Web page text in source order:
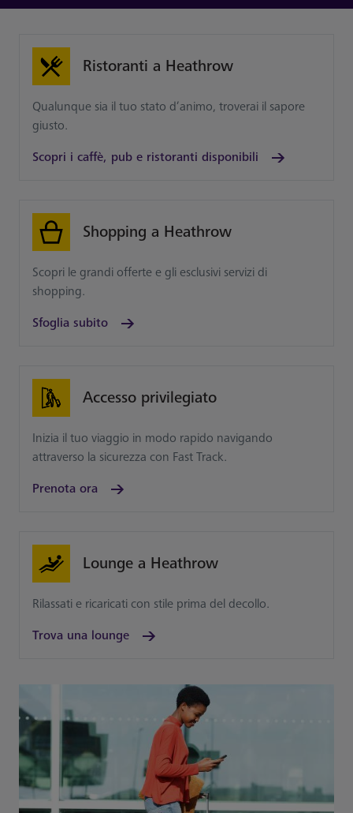
Ristoranti a Heathrow
Qualunque sia il tuo stato d’animo, troverai il sapore
giusto.
Scopri i caffè, pub e ristoranti disponibili
Shopping a Heathrow
Scopri le grandi offerte e gli esclusivi servizi di
shopping.
Sfoglia subito
Accesso privilegiato
Inizia il tuo viaggio in modo rapido navigando
attraverso la sicurezza con Fast Track.
Prenota ora
Lounge a Heathrow
Rilassati e ricaricati con stile prima del decollo.
Trova una lounge